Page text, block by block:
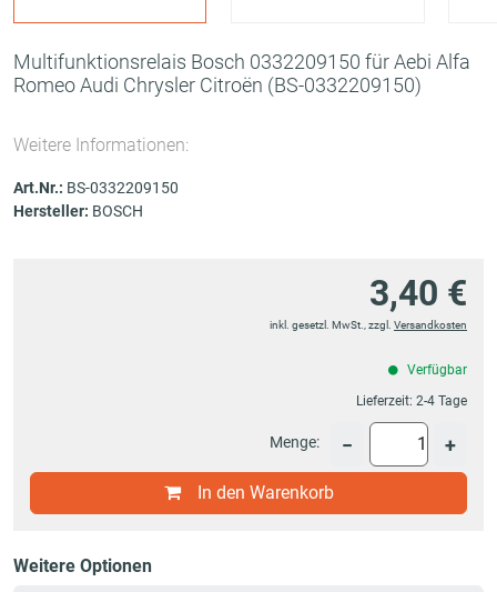
Multifunktionsrelais Bosch 0332209150 für Aebi Alfa
Romeo Audi Chrysler Citroën (BS-0332209150)
Weitere Informationen:
Art.Nr.: BS-0332209150
Hersteller: BOSCH
3,40 €
inkl. gesetzl. MwSt., zzgl. Versandkosten
Verfügbar
Lieferzeit: 2-4 Tage
Menge: − +
In den Warenkorb
Weitere Optionen